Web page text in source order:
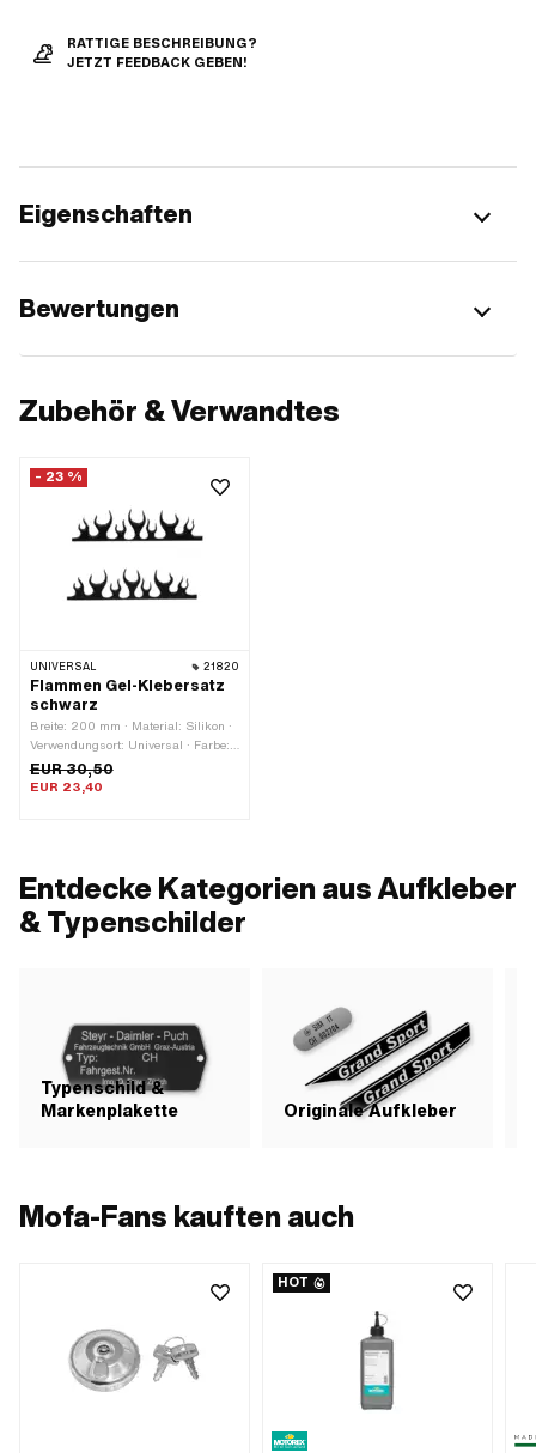
RATTIGE BESCHREIBUNG?
JETZT FEEDBACK GEBEN!
Eigenschaften
Bewertungen
Zubehör & Verwandtes
- 23 %
UNIVERSAL 21820
Flammen Gel-Klebersatz
schwarz
Breite: 200 mm · Material: Silikon ·
Verwendungsort: Universal · Farbe:
schwarz · Beschaffenheit Rückseite:
Klebstoff · Höhe: 50 mm ·
EUR 30,50
EUR 23,40
Entdecke Kategorien aus Aufkleber
& Typenschilder
Typenschild &
Markenplakette
Originale Aufkleber
Mofa-Fans kauften auch
HOT